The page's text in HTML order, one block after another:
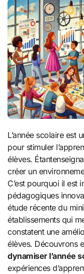
L’année scolaire est une période riche en opportunités
pour stimuler
élèves.
créer un
C’est pourquoi il est
pédagogiques
étude récente du
établissements qui
constatent une
élèves. Découvrons
dynamiser l’année
expériences